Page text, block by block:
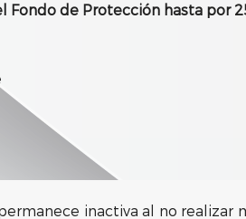
Fondo de Protección hasta por
inactiva al no